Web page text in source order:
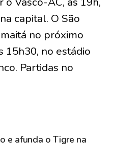
capital. O São
no próximo
15h30, no estádio
Partidas no
e afunda o Tigre na